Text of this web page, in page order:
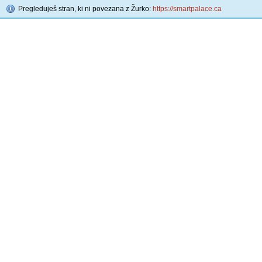
Pregleduješ stran, ki ni povezana z Žurko: https://smartpalace.ca